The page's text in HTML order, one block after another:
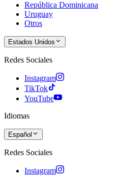
República Dominicana
Uruguay
Otros
Estados Unidos
Redes Sociales
Instagram
TikTok
YouTube
Idiomas
Español
Redes Sociales
Instagram